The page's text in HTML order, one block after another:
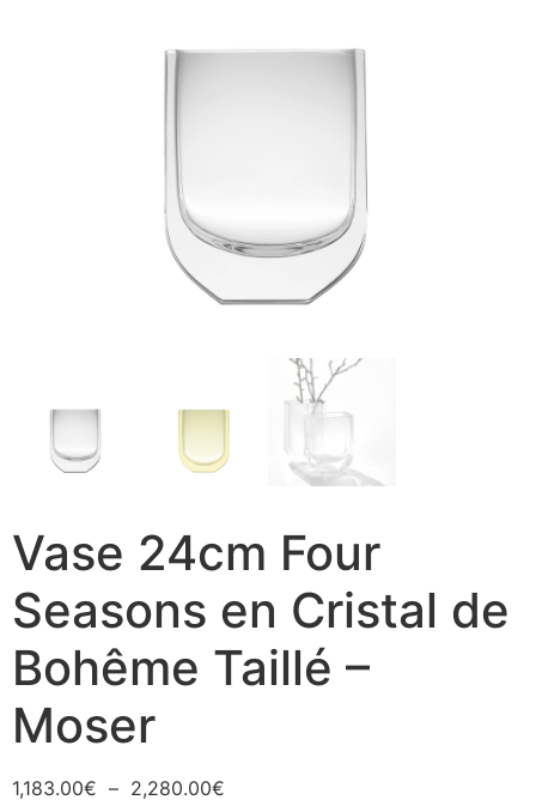
Vase 24cm Four
Seasons en Cristal de
Bohême Taillé –
Moser
1,183.00€ – 2,280.00€